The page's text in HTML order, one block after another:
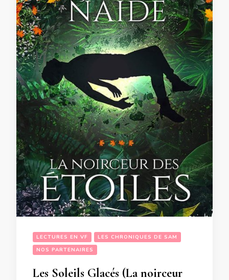
LECTURES EN VF
LES CHRONIQUES DE SAM
NOS PARTENAIRES
Les Soleils Glacés (La noirceur